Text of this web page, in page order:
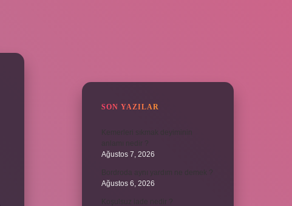
SON YAZILAR
Ağustos 7, 2026
Ağustos 6, 2026